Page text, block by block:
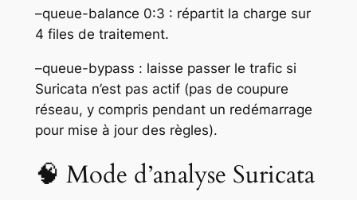
–queue-balance 0:3 : répartit la charge sur
4 files de traitement.
–queue-bypass : laisse passer le trafic si
Suricata n’est pas actif (pas de coupure
réseau, y compris pendant un redémarrage
pour mise à jour des règles).
🧠 Mode d’analyse Suricata